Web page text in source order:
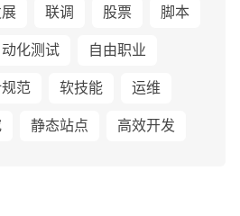
联调 股票
脚本
化测试
自由职业
范 软技能
运维
静态站点 高效开发